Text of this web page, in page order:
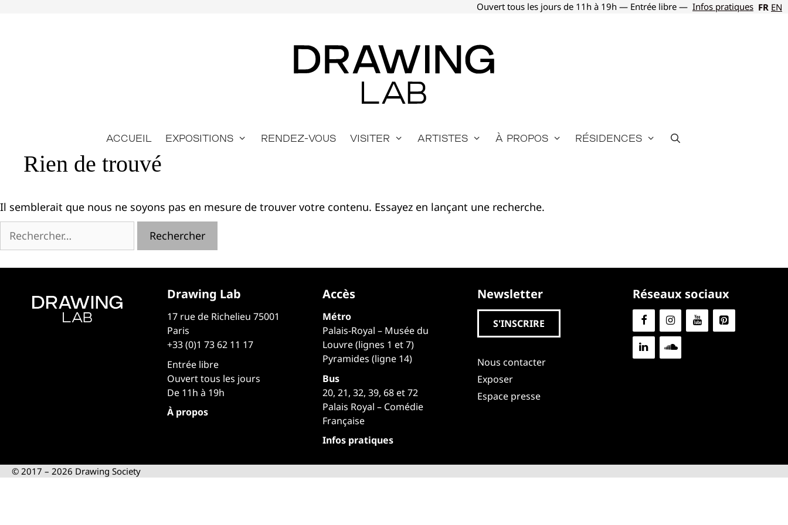
Ouvert tous les jours de 11h à 19h — Entrée libre — Infos pratiques FR EN
Accueil Expositions Rendez-vous Visiter Artistes À propos Résidences
Rien de trouvé
Il semblerait que nous ne soyons pas en mesure de trouver votre contenu. Essayez en lançant une recherche.
Rechercher :
Drawing Lab
17 rue de Richelieu 75001
Paris
+33 (0)1 73 62 11 17
Entrée libre
Ouvert tous les jours
De 11h à 19h
À propos
Accès
Métro
Palais-Royal – Musée du
Louvre (lignes 1 et 7)
Pyramides (ligne 14)
Bus
20, 21, 32, 39, 68 et 72
Palais Royal – Comédie
Française
Infos pratiques
Newsletter
S'INSCRIRE
Nous contacter
Exposer
Espace presse
Réseaux sociaux
© 2017 – 2026 Drawing Society